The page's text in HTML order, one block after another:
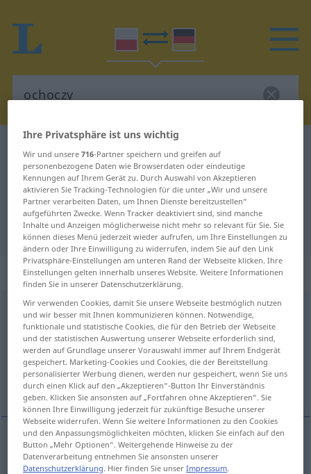
Polnisch-Deutsch Übersetzung für
"ochoczy"
"ochoczy" Deutsch Übersetzung
„ochoczy“
ochoczy
Übersicht aller Übersetzungen
(Für mehr Details die Übersetzung anklicken/antippen)
eifrig
eifrig ochoczy
Ihre Privatsphäre ist uns wichtig
Wir und unsere716-Partner speichern und greifen auf
personenbezogene Daten wie Browserdaten oder eindeutige
Kennungen auf Ihrem Gerät zu. Durch Auswahl von Akzeptieren
aktivieren Sie Tracking-Technologien für die unter „Wir und unsere
Partner verarbeiten Daten, um Ihnen Dienste bereitzustellen“
aufgeführten Zwecke. Wenn Tracker deaktiviert sind, sind manche
Inhalte und Anzeigen möglicherweise nicht mehr so relevant für Sie. Sie
können dieses Menü jederzeit wieder aufrufen, um Ihre Einstellungen zu
ändern oder Ihre Einwilligung zu widerrufen, indem Sie auf den Link
Privatsphäre-Einstellungen am unteren Rand der Webseite klicken. Ihre
Einstellungen gelten innerhalb unseres Website. Weitere Informationen
finden Sie in unserer Datenschutzerklärung.
Wir verwenden Cookies, damit Sie unsere Webseite bestmöglich nutzen
und wir besser mit Ihnen kommunizieren können. Notwendige,
funktionale und statistische Cookies, die für den Betrieb der Webseite
und der statistischen Auswertung unserer Webseite erforderlich sind,
werden auf Grundlage unserer Vorauswahl immer auf Ihrem Endgerät
gespeichert. Marketing-Cookies und Cookies, die der Bereitstellung
personalisierter Werbung dienen, werden nur gespeichert, wenn Sie uns
durch einen Klick auf den „Akzeptieren“-Button Ihr Einverständnis
geben. Klicken Sie ansonsten auf „Fortfahren ohne Akzeptieren“. Sie
können Ihre Einwilligung jederzeit für zukünftige Besuche unserer
Webseite widerrufen. Wenn Sie weitere Informationen zu den Cookies
und den Anpassungsmöglichkeiten möchten, klicken Sie einfach auf den
Button „Mehr Optionen“. Weitergehende Hinweise zu der
Datenverarbeitung entnehmen Sie ansonsten unserer
Datenschutzerklärung. Hier finden Sie unserImpressum.